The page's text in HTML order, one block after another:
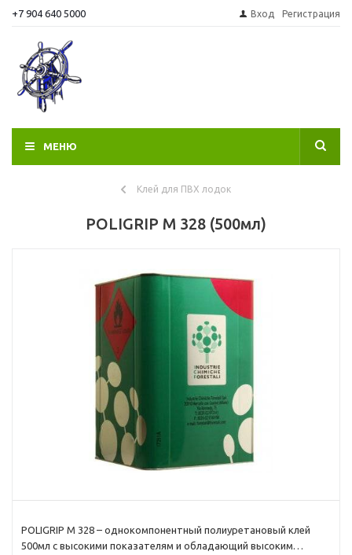
+7 904 640 5000 Вход Регистрация
МЕНЮ
Клей для ПВХ лодок
POLIGRIP M 328 (500мл)
POLIGRIP M 328 – однокомпонентный полиуретановый клей
500мл с высокими показателям и обладающий высоким